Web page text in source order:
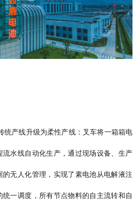
统产线升级为柔性产线：叉车将一箱箱电
水线自动化生产，通过现场设备、生产
无人化管理，实现了素电池从电解液注
统一调度，所有节点物料的自主流转和自